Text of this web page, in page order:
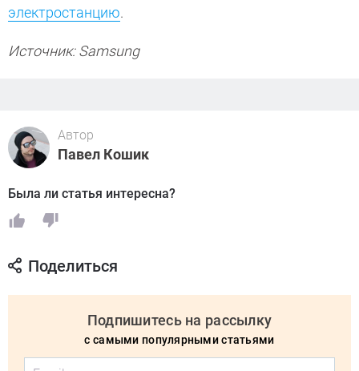
электростанцию.
Источник: Samsung
Автор
Павел Кошик
Была ли статья интересна?
Поделиться
Подпишитесь на рассылку
с самыми популярными статьями